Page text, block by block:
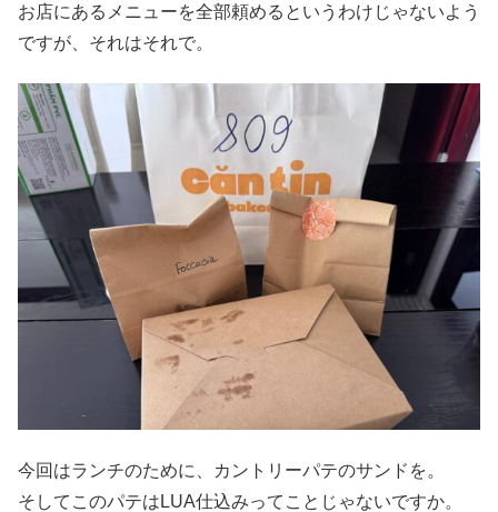
お店にあるメニューを全部頼めるというわけじゃないよう
ですが、それはそれで。
今回はランチのために、カントリーパテのサンドを。
そしてこのパテはLUA仕込みってことじゃないですか。